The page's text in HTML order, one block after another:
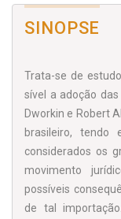
SINOPSE
Trata-se de
sível a adoção
Dworkin e Robert
brasileiro, tendo
considerados os
movimento
possíveis
de tal